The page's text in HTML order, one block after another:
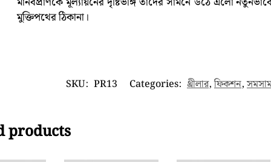
মুক্তিপথের ঠিকানা।
SKU: PR13 Categories: থ্রীলার,ফিকশন,
products